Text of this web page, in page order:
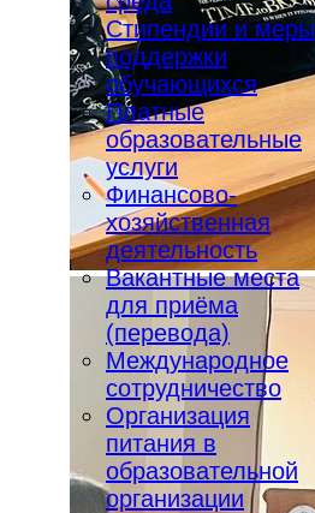
Стипендии и меры
поддержки
обучающихся
Платные
образовательные
услуги
Финансово-
хозяйственная
деятельность
Вакантные места
для приёма
(перевода)
Международное
сотрудничество
Организация
питания в
образовательной
организации